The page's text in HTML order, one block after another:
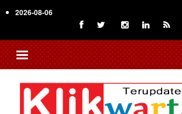
to
content
2026-08-06